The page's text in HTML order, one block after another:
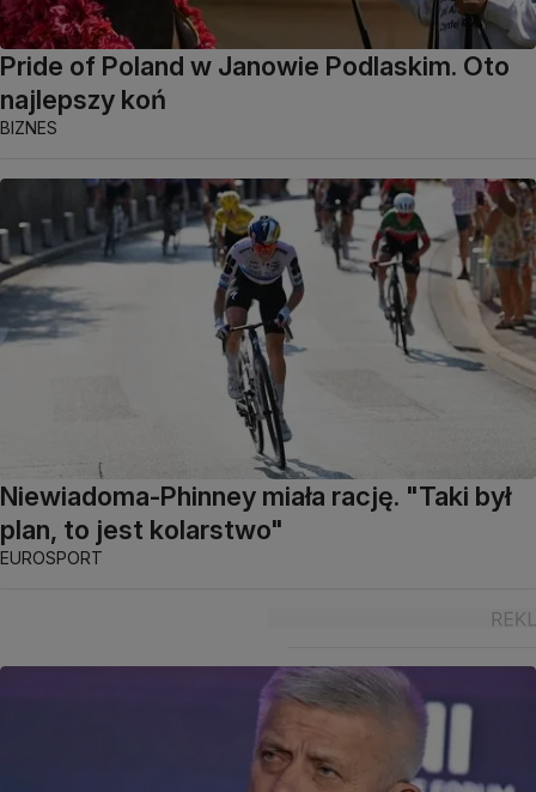
Pride of Poland w Janowie Podlaskim. Oto
najlepszy koń
BIZNES
Niewiadoma-Phinney miała rację. "Taki był
plan, to jest kolarstwo"
EUROSPORT